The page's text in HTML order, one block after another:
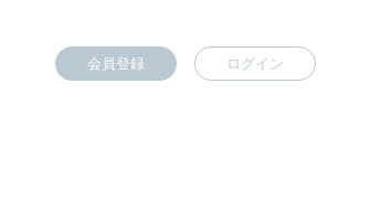
会員登録 ログイン